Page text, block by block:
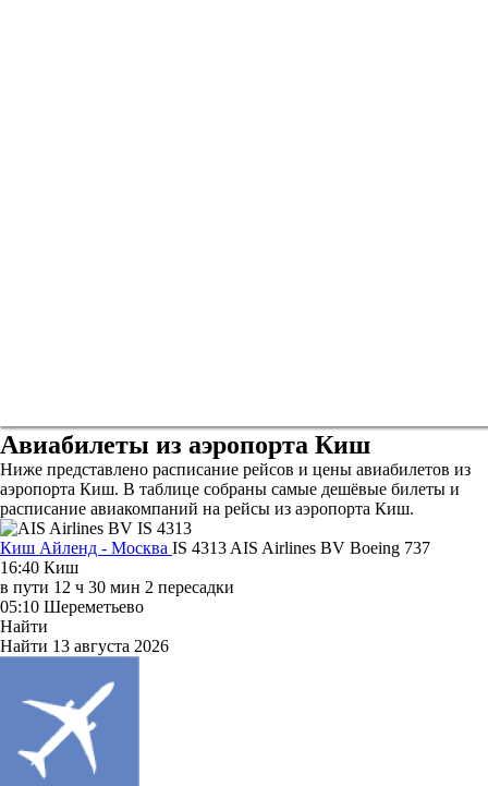
Авиабилеты из аэропорта Киш
Ниже представлено расписание рейсов и цены авиабилетов из
аэропорта Киш. В таблице собраны самые дешёвые билеты и
расписание авиакомпаний на рейсы из аэропорта Киш.
Киш Айленд - Москва IS 4313 AIS Airlines BV Boeing 737
16:40 Киш
в пути 12 ч 30 мин 2 пересадки
05:10 Шереметьево
Найти
Найти 13 августа 2026